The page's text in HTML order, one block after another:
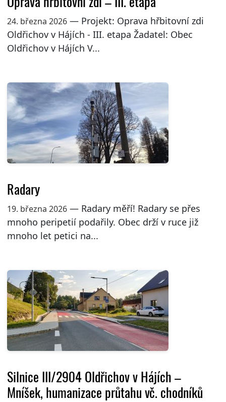
24. března 2026— Projekt: Oprava hřbitovní zdi
Oldřichov v Hájích - III. etapa Žadatel: Obec
Oldřichov v Hájích V...
Radary
19. března 2026— Radary měří! Radary se přes
mnoho peripetií podařily. Obec drží v ruce již
mnoho let petici na...
Silnice III/2904 Oldřichov v Hájích –
Mníšek, humanizace průtahu vč. chodníků